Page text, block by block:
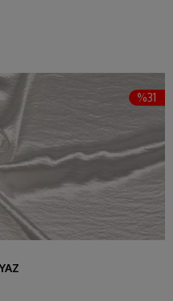
%31